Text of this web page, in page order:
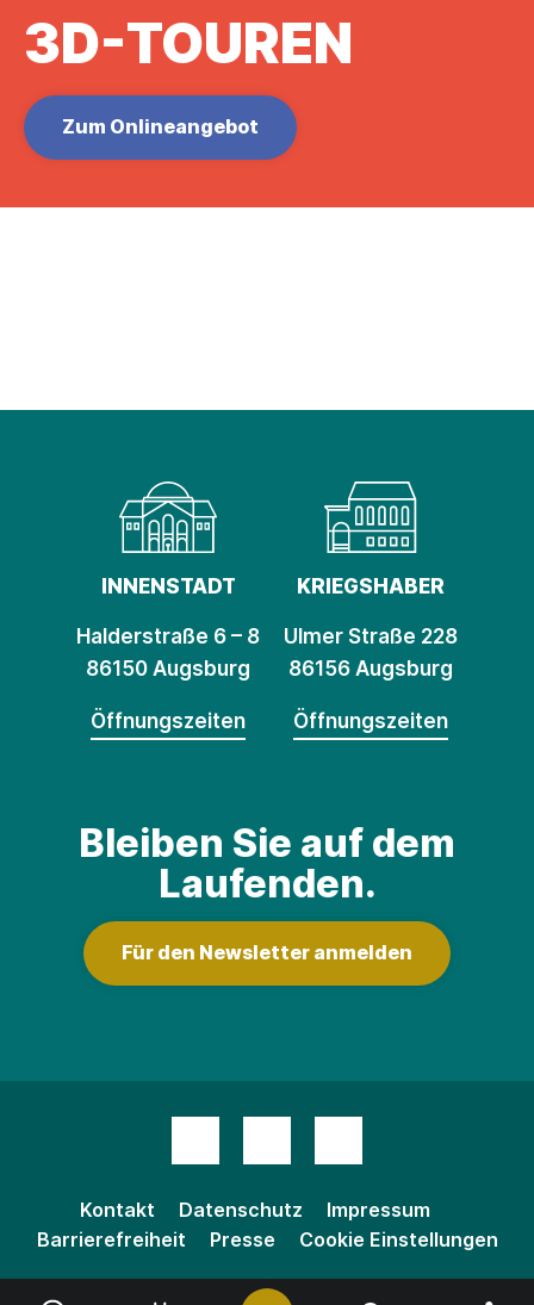
3D-TOUREN
Zum Onlineangebot
INNENSTADT
Halderstraße 6 – 8
86150 Augsburg
Öffnungszeiten
KRIEGSHABER
Ulmer Straße 228
86156 Augsburg
Öffnungszeiten
Bleiben Sie auf dem
Laufenden.
Für den Newsletter anmelden
Kontakt Datenschutz
Impressum
Barrierefreiheit
Presse Cookie Einstellungen